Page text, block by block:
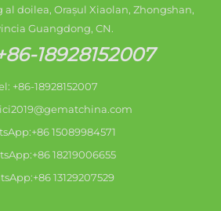
doilea, Orașul Xiaolan, Zhongshan,
Guangdong, CN.
18928152007
+86-18928152007
15089984571
18219006655
13129207529